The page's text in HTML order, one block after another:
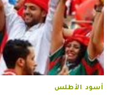
أسود الأطلس